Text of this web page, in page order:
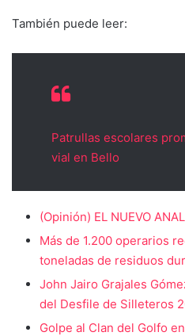
También puede leer:
Patrullas escolares
vial en Bello
(Opinión) EL NUEVO
Más de 1.200 operarios
toneladas de residuos
John Jairo Grajales
del Desfile de Silleteros
Golpe al Clan del Golfo